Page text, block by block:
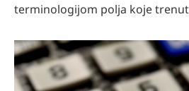
terminologijom polja koje